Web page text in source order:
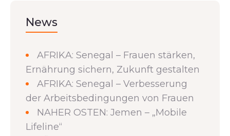
News
AFRIKA: Senegal – Frauen stärken,
Ernährung sichern, Zukunft gestalten
AFRIKA: Senegal – Verbesserung
der Arbeitsbedingungen von Frauen
NAHER OSTEN: Jemen – „Mobile
Lifeline“